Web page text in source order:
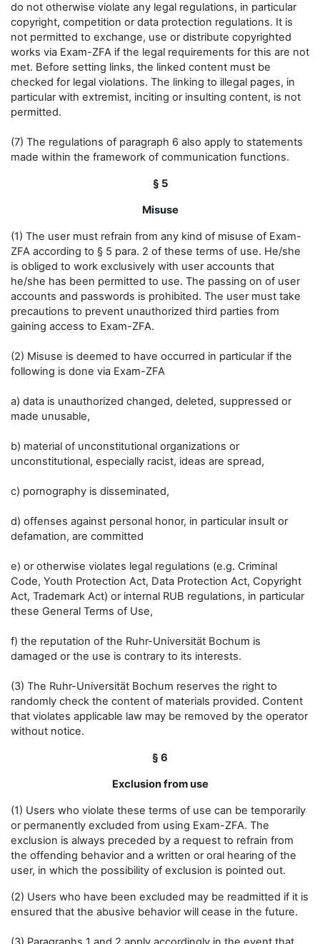
do not otherwise violate any legal regulations, in particular
copyright, competition or data protection regulations. It is
not permitted to exchange, use or distribute copyrighted
works via Exam-ZFA if the legal requirements for this are not
met. Before setting links, the linked content must be
checked for legal violations. The linking to illegal pages, in
particular with extremist, inciting or insulting content, is not
permitted.
(7) The regulations of paragraph 6 also apply to statements
made within the framework of communication functions.
§ 5
Misuse
(1) The user must refrain from any kind of misuse of Exam-
ZFA according to § 5 para. 2 of these terms of use. He/she
is obliged to work exclusively with user accounts that
he/she has been permitted to use. The passing on of user
accounts and passwords is prohibited. The user must take
precautions to prevent unauthorized third parties from
gaining access to Exam-ZFA.
(2) Misuse is deemed to have occurred in particular if the
following is done via Exam-ZFA
a) data is unauthorized changed, deleted, suppressed or
made unusable,
b) material of unconstitutional organizations or
unconstitutional, especially racist, ideas are spread,
c) pornography is disseminated,
d) offenses against personal honor, in particular insult or
defamation, are committed
e) or otherwise violates legal regulations (e.g. Criminal
Code, Youth Protection Act, Data Protection Act, Copyright
Act, Trademark Act) or internal RUB regulations, in particular
these General Terms of Use,
f) the reputation of the Ruhr-Universität Bochum is
damaged or the use is contrary to its interests.
(3) The Ruhr-Universität Bochum reserves the right to
randomly check the content of materials provided. Content
that violates applicable law may be removed by the operator
without notice.
§ 6
Exclusion from use
(1) Users who violate these terms of use can be temporarily
or permanently excluded from using Exam-ZFA. The
exclusion is always preceded by a request to refrain from
the offending behavior and a written or oral hearing of the
user, in which the possibility of exclusion is pointed out.
(2) Users who have been excluded may be readmitted if it is
ensured that the abusive behavior will cease in the future.